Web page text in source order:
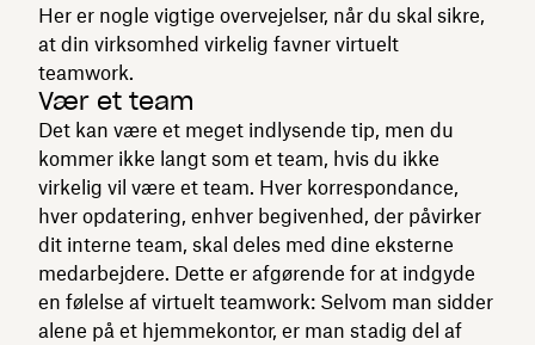
Her er nogle vigtige overvejelser, når du skal sikre,
at din virksomhed virkelig favner virtuelt
teamwork.
Vær et team
Det kan være et meget indlysende tip, men du
kommer ikke langt som et team, hvis du ikke
virkelig vil være et team. Hver korrespondance,
hver opdatering, enhver begivenhed, der påvirker
dit interne team, skal deles med dine eksterne
medarbejdere. Dette er afgørende for at indgyde
en følelse af virtuelt teamwork: Selvom man sidder
alene på et hjemmekontor, er man stadig del af